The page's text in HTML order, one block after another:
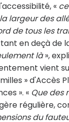
«
largeur des
de tous les
en deçà de
là»,
vient
» d'Accès
». « Que des
régulière,
du